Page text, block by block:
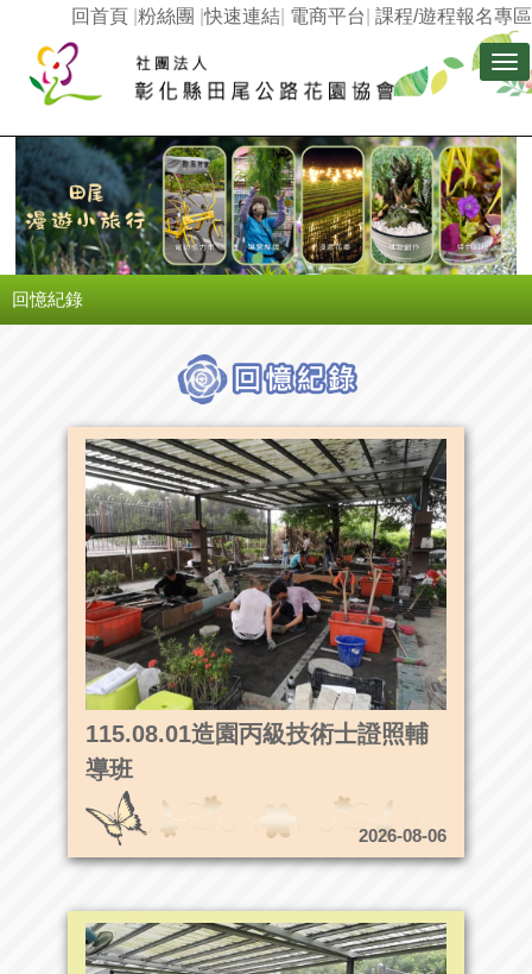
課程/遊程報名專區
電商平台
快速連結
粉絲團 |
回首頁
回憶紀錄
115.08.01造園丙級技術士證照輔
導班
2026-08-06